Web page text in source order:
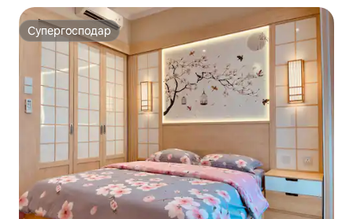
Супергосподар
Супергосподар